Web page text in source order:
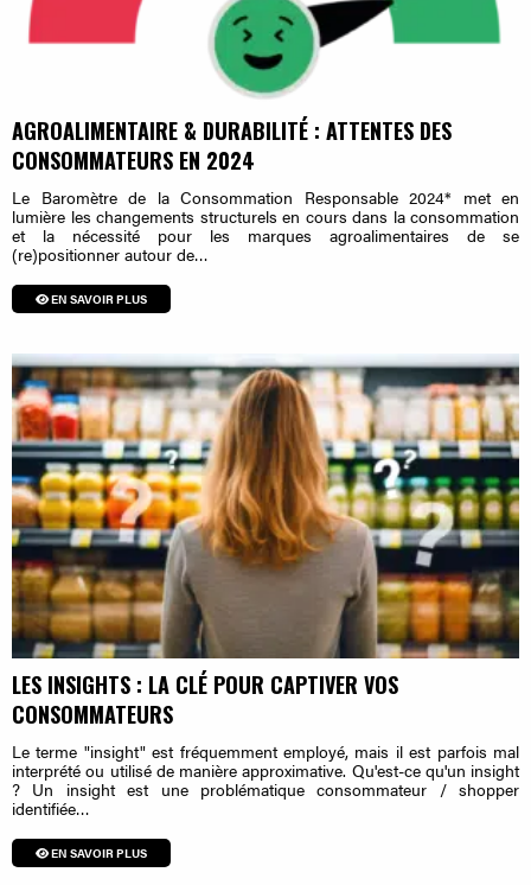
AGROALIMENTAIRE & DURABILITÉ : ATTENTES DES
CONSOMMATEURS EN 2024
Le Baromètre de la Consommation Responsable 2024* met en
lumière les changements structurels en cours dans la consommation
et la nécessité pour les marques agroalimentaires de se
(re)positionner autour de…
EN SAVOIR PLUS
LES INSIGHTS : LA CLÉ POUR CAPTIVER VOS
CONSOMMATEURS
Le terme "insight" est fréquemment employé, mais il est parfois mal
interprété ou utilisé de manière approximative. Qu'est-ce qu'un insight
? Un insight est une problématique consommateur / shopper
identifiée…
EN SAVOIR PLUS